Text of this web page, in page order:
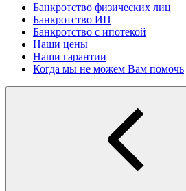
Банкротство физических лиц
Банкротство ИП
Банкротство с ипотекой
Наши цены
Наши гарантии
Когда мы не можем Вам помочь